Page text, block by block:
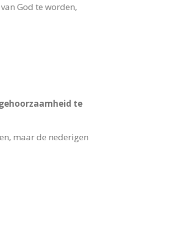
God te worden,
te
maar de nederigen